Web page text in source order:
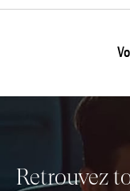
Retrouvez